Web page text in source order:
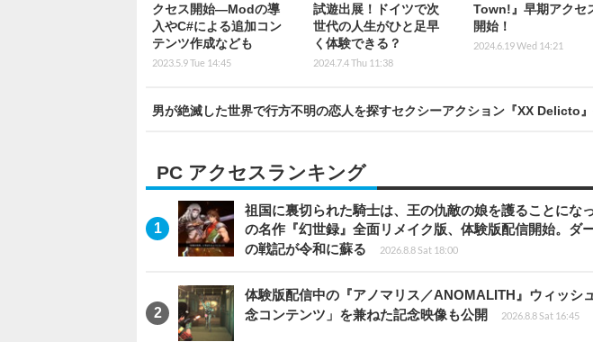
クセス開始―Modの導
入やC#による追加コン
テンツ作成なども
2023.5.9 Tue 14:45
試遊出展！ドイツで次
世代の人生がひと足早
く体験できる？
2024.7.4 Thu 11:38
Town!』早期アクセ
開始！
2024.6.19 Wed 14:21
男が絶滅した世界で行方不明の恋人を探すセクシーアクション『XX Delicto』
PC アクセスランキング
祖国に裏切られた騎士は、王の仇敵の娘を護ることにな
の名作『幻世録』全面リメイク版、体験版配信開始。ダ
の戦記が令和に蘇る
2026.8.8 Sat 18:00
体験版配信中の『アノマリス／ANOMALITH』ウィッシ
念コンテンツ」を兼ねた記念映像も公開
2026.8.8 Sat 16:45